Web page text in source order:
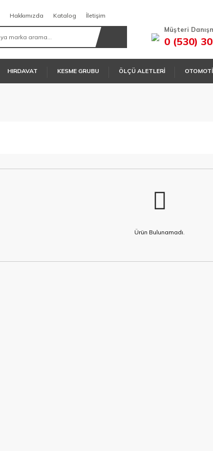
Hakkımızda Katalog İletişim
Müşteri
0 (530)
HIRDAVAT KESME GRUBU ÖLÇÜ ALETLERİ
Ürün Bulunamadı.